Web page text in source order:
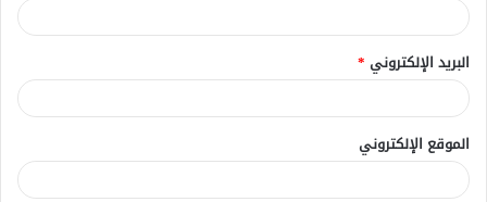
البريد الإلكتروني *
الموقع الإلكتروني